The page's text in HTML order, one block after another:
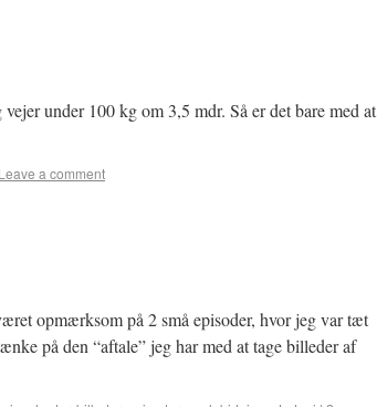
under 100 kg om 3,5 mdr. Så er det bare med at
Leave a comment
opmærksom på 2 små episoder, hvor jeg var tæt
på den “aftale” jeg har med at tage billeder af